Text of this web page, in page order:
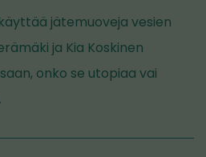
jätemuoveja vesien
ja Kia Koskinen
onko se utopiaa vai